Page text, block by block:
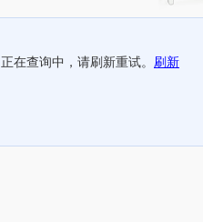
正在查询中，请刷新重试。 刷新